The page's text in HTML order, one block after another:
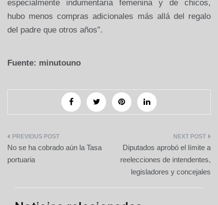
especialmente indumentaria femenina y de chicos,
hubo menos compras adicionales más allá del regalo
del padre que otros años”.
Fuente: minutouno
Navegación
de
No se ha cobrado aún la Tasa
portuaria
Diputados aprobó el límite a
reelecciones de intendentes,
legisladores y concejales